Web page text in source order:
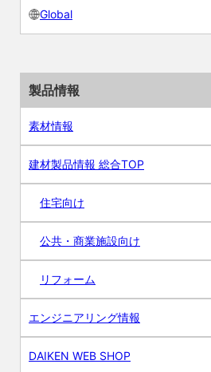
Global
製品情報
素材情報
建材製品情報 総合TOP
住宅向け
公共・商業施設向け
リフォーム
エンジニアリング情報
DAIKEN WEB SHOP